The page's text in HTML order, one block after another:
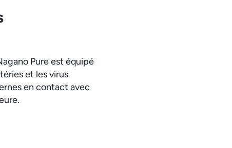
Pure est équipé
et les virus
en contact avec